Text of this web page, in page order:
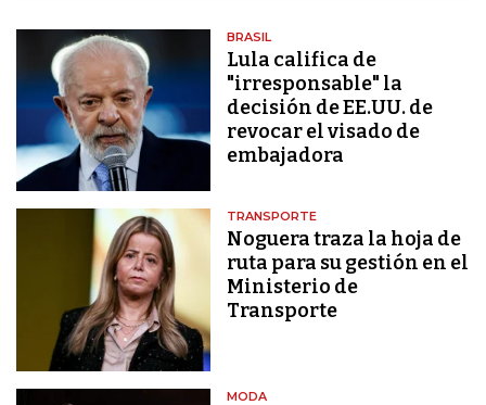
BRASIL
Lula califica de
"irresponsable" la
decisión de EE.UU. de
revocar el visado de
embajadora
TRANSPORTE
Noguera traza la hoja de
ruta para su gestión en el
Ministerio de
Transporte
MODA